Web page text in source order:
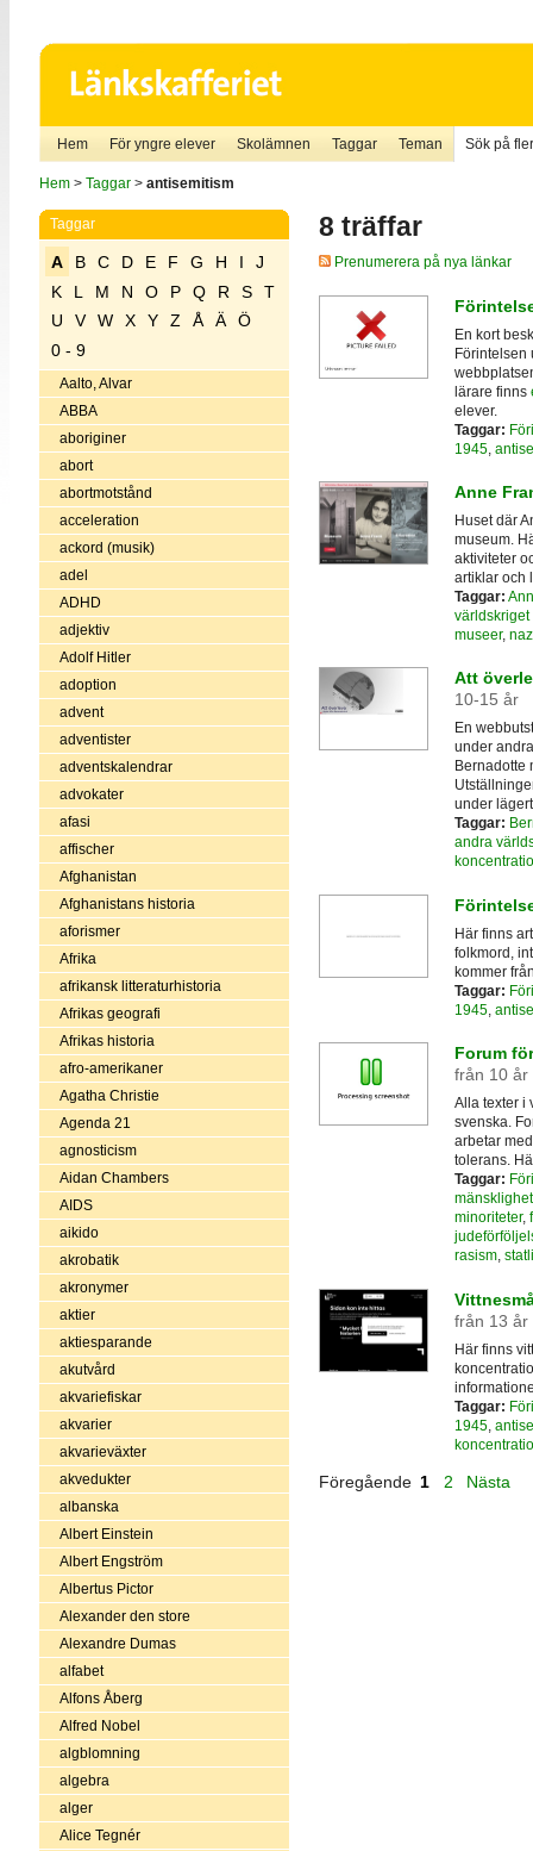
Hem För yngre elever Skolämnen Taggar Teman Sök på
Hem> Taggar> antisemitism
Taggar
A B C D E F G H I
J
K
L M N O P Q R S
T
U
V W X Y Z Å Ä
Ö
0 - 9
Aalto, Alvar
ABBA
aboriginer
abort
abortmotstånd
acceleration
ackord (musik)
adel
ADHD
adjektiv
Adolf Hitler
adoption
advent
adventister
adventskalendrar
advokater
afasi
affischer
Afghanistan
Afghanistans historia
aforismer
Afrika
afrikansk litteraturhistoria
Afrikas geografi
Afrikas historia
afro-amerikaner
Agatha Christie
Agenda 21
agnosticism
Aidan Chambers
AIDS
aikido
akrobatik
akronymer
aktier
aktiesparande
akutvård
akvariefiskar
akvarier
akvarieväxter
akvedukter
albanska
Albert Einstein
Albert Engström
Albertus Pictor
Alexander den store
Alexandre Dumas
alfabet
Alfons Åberg
Alfred Nobel
algblomning
algebra
alger
Alice Tegnér
8 träffar
Prenumerera på nya länkar
En kort
Förintelsen
lärare finns
elever.
Taggar:
1945,
Anne
Huset där
museum.
aktiviteter
artiklar och
Taggar:
museer,
Att
10-15 år
En
under
Bernadotte
under
Taggar:
andra
Här finns
folkmord,
kommer
Taggar:
1945,
Forum
från 10 år
Alla texter i
svenska.
arbetar
tolerans.
Taggar:
minoriteter,
rasism,
från 13 år
Här finns
Taggar:
1945,
Föregående 1 2 Nästa